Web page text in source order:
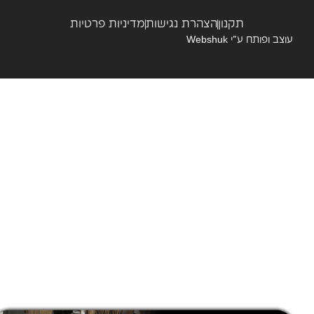
הצהרת נגישותמדיניות פרטיות
ופותח ע”יWebshuk